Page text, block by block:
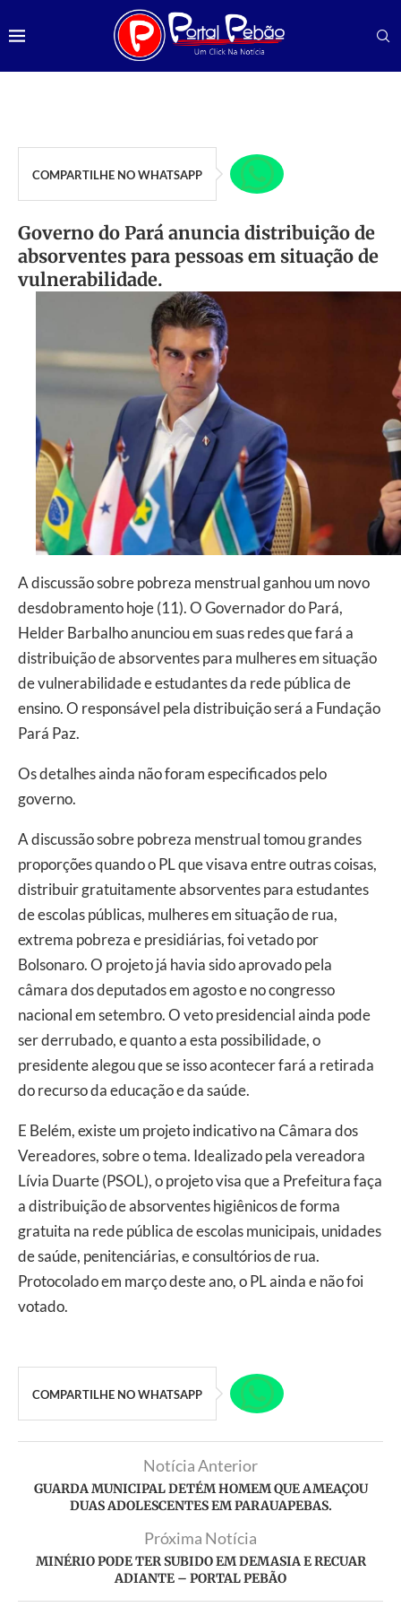
COMPARTILHE NO WHATSAPP
Governo do Pará anuncia distribuição de
absorventes para pessoas em situação de
vulnerabilidade.
A discussão sobre pobreza menstrual ganhou um novo
desdobramento hoje (11). O Governador do Pará,
Helder Barbalho anunciou em suas redes que fará a
distribuição de absorventes para mulheres em situação
de vulnerabilidade e estudantes da rede pública de
ensino. O responsável pela distribuição será a Fundação
Pará Paz.
Os detalhes ainda não foram especificados pelo
governo.
A discussão sobre pobreza menstrual tomou grandes
proporções quando o PL que visava entre outras coisas,
distribuir gratuitamente absorventes para estudantes
de escolas públicas, mulheres em situação de rua,
extrema pobreza e presidiárias, foi vetado por
Bolsonaro. O projeto já havia sido aprovado pela
câmara dos deputados em agosto e no congresso
nacional em setembro. O veto presidencial ainda pode
ser derrubado, e quanto a esta possibilidade, o
presidente alegou que se isso acontecer fará a retirada
do recurso da educação e da saúde.
E Belém, existe um projeto indicativo na Câmara dos
Vereadores, sobre o tema. Idealizado pela vereadora
Lívia Duarte (PSOL), o projeto visa que a Prefeitura faça
a distribuição de absorventes higiênicos de forma
gratuita na rede pública de escolas municipais, unidades
de saúde, penitenciárias, e consultórios de rua.
Protocolado em março deste ano, o PL ainda e não foi
votado.
COMPARTILHE NO WHATSAPP
Notícia Anterior
GUARDA MUNICIPAL DETÉM HOMEM QUE AMEAÇOU
DUAS ADOLESCENTES EM PARAUAPEBAS.
Próxima Notícia
MINÉRIO PODE TER SUBIDO EM DEMASIA E RECUAR
ADIANTE – PORTAL PEBÃO